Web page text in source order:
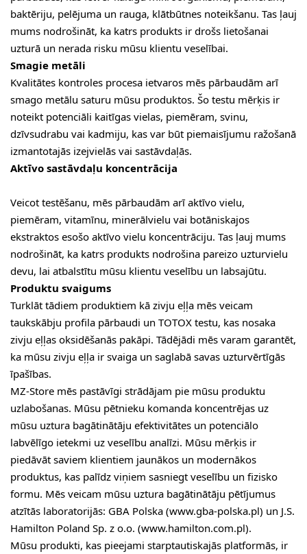
baktēriju, pelējuma un rauga, klātbūtnes noteikšanu. Tas ļauj
mums nodrošināt, ka katrs produkts ir drošs lietošanai
uzturā un nerada risku mūsu klientu veselībai.
Smagie metāli
Kvalitātes kontroles procesa ietvaros mēs pārbaudām arī
smago metālu saturu mūsu produktos. Šo testu mērķis ir
noteikt potenciāli kaitīgas vielas, piemēram, svinu,
dzīvsudrabu vai kadmiju, kas var būt piemaisījumu ražošanā
izmantotajās izejvielās vai sastāvdaļās.
Aktīvo sastāvdaļu koncentrācija
Veicot testēšanu, mēs pārbaudām arī aktīvo vielu,
piemēram, vitamīnu, minerālvielu vai botāniskajos
ekstraktos esošo aktīvo vielu koncentrāciju. Tas ļauj mums
nodrošināt, ka katrs produkts nodrošina pareizo uzturvielu
devu, lai atbalstītu mūsu klientu veselību un labsajūtu.
Produktu svaigums
Turklāt tādiem produktiem kā zivju eļļa mēs veicam
taukskābju profila pārbaudi un TOTOX testu, kas nosaka
zivju eļļas oksidēšanās pakāpi. Tādējādi mēs varam garantēt,
ka mūsu zivju eļļa ir svaiga un saglabā savas uzturvērtīgās
īpašības.
MZ-Store mēs pastāvīgi strādājam pie mūsu produktu
uzlabošanas. Mūsu pētnieku komanda koncentrējas uz
mūsu uztura bagātinātāju efektivitātes un potenciālo
labvēlīgo ietekmi uz veselību analīzi. Mūsu mērķis ir
piedāvāt saviem klientiem jaunākos un modernākos
produktus, kas palīdz viņiem sasniegt veselību un fizisko
formu. Mēs veicam mūsu uztura bagātinātāju pētījumus
atzītās laboratorijās: GBA Polska (www.gba-polska.pl) un J.S.
Hamilton Poland Sp. z o.o. (www.hamilton.com.pl).
Mūsu produkti, kas pieejami starptautiskajās platformās, ir